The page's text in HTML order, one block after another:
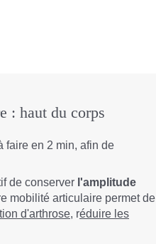
: haut du corps
faire en 2 min, afin de
de conserver l'amplitude
mobilité articulaire permet de
d'arthrose, réduire les